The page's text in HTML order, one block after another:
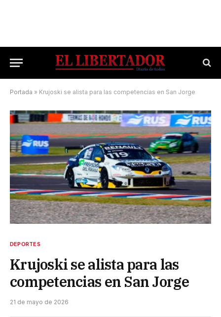
Portada » Krujoski se alista para las competencias en San Jorge
DEPORTES
Krujoski se alista para las
competencias en San Jorge
21 de mayo de 2026